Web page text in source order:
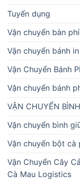
Tuyển dụng
Vận chuyển bàn
Vận chuyển bánh
Vận Chuyển Bánh
Vận chuyển bánh
VẬN CHUYỂN
Vận chuyển bình
Vận chuyển bột cà
Vận Chuyển Cây
Cà Mau Logistics